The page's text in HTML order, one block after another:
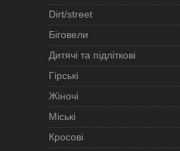
Dirt/street
Біговели
Дитячі та підліткові
Гірські
Жіночі
Міські
Кросові